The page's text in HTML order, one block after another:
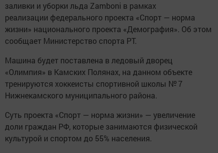
заливки и уборки льда Zamboni в рамках
реализации федерального проекта «Спорт — норма
жизни» национального проекта «Демография». Об этом
сообщает Министерство спорта РТ.
Машина будет поставлена в ледовый дворец
«Олимпия» в Камских Полянах, на данном объекте
тренируются хоккеисты спортивной школы № 7
Нижнекамского муниципального района.
Суть проекта «Спорт — норма жизни» — увеличение
доли граждан РФ, которые занимаются физической
культурой и спортом до 55% населения.